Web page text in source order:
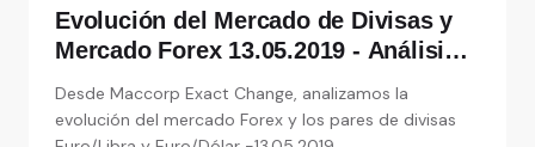
Evolución del Mercado de Divisas y
Mercado Forex 13.05.2019 - Análisis
de moneda
Desde Maccorp Exact Change, analizamos la
evolución del mercado Forex y los pares de divisas